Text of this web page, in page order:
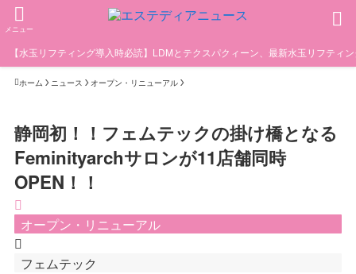
メニュー
【水玉リフティング導入時必読】LDMとテクスパクィーン、最新水玉リフティ
ホーム ニュース オープン・リニューアル
静岡初！！フェムテックの掛け橋となる
Feminityarchサロンが11店舗同時
OPEN！！
オープン・リニューアル
フェムテック